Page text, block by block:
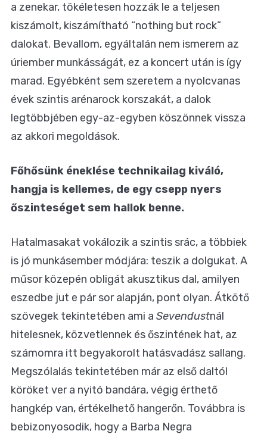
a zenekar, tökéletesen hozzák le a teljesen
kiszámolt, kiszámítható “nothing but rock”
dalokat. Bevallom, egyáltalán nem ismerem az
úriember munkásságát, ez a koncert után is így
marad. Egyébként sem szeretem a nyolcvanas
évek szintis arénarock korszakát, a dalok
legtöbbjében egy-az-egyben köszönnek vissza
az akkori megoldások.
Főhősünk éneklése technikailag kiváló,
hangja is kellemes, de egy csepp nyers
őszinteséget sem hallok benne.
Hatalmasakat vokálozik a szintis srác, a többiek
is jó munkásember módjára: teszik a dolgukat. A
műsor közepén obligát akusztikus dal, amilyen
eszedbe jut e pár sor alapján, pont olyan. Átkötő
szövegek tekintetében ami a Sevendustnál
hitelesnek, közvetlennek és őszintének hat, az
számomra itt begyakorolt hatásvadász sallang.
Megszólalás tekintetében már az első daltól
köröket ver a nyitó bandára, végig érthető
hangkép van, értékelhető hangerőn. Továbbra is
bebizonyosodik, hogy a Barba Negra